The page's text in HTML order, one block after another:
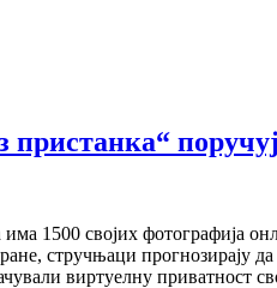
1500 својих фотографија
стручњаци прогнозирају
виртуелну приватност